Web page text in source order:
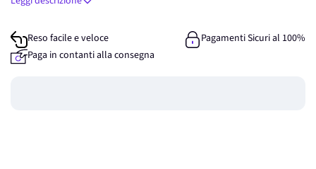
Reso facile e veloce
Pagamenti Sicuri al 100%
Paga in contanti alla consegna